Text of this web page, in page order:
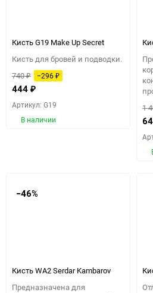
Кисть G19 Make Up Secret
Кисть для бровей и подводки.
740₽ −296 ₽
444 ₽
Артикул: G19
В наличии
1
−46%
Кисть WA2 Serdar Kambarov
Предназначена для